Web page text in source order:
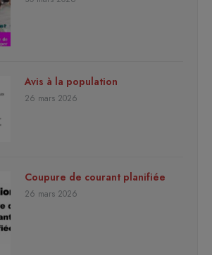
Avis à la population
26 mars 2026
Coupure de courant planifiée
26 mars 2026